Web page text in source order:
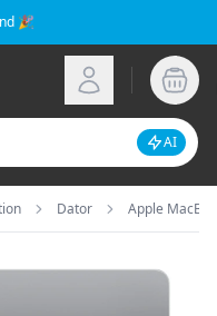
🎉
Logga in
AI
Dator Apple